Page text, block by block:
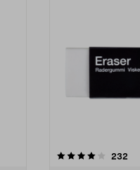
232
4.0 av 5